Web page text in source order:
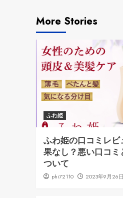
More Stories
ふわ姫
ふわ姫の口コミレビ
果なし？悪い口コミ
ついて
phi72110 2023年9月26日